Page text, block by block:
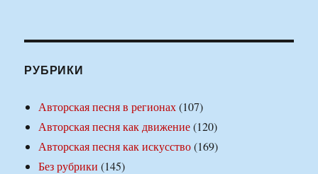
РУБРИКИ
Авторская песня в регионах(107)
Авторская песня как движение(120)
Авторская песня как искусство(169)
Без рубрики (145)